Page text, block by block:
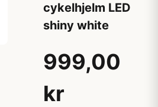
cykelhjelm LED
shiny white
999,00
kr